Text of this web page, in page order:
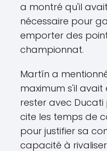
a montré qu'il
nécessaire pour
emporter des
championnat.
Martín a
maximum s'il
rester avec Ducati
cite les temps de
pour justifier sa
capacité à